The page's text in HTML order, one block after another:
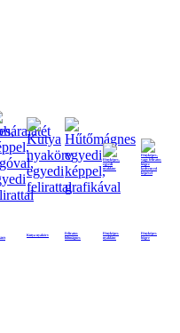
Kutya nyakörv
Feliratos
hűtmágnes
Fényképes
nyaklánc
Fényképes
bögre